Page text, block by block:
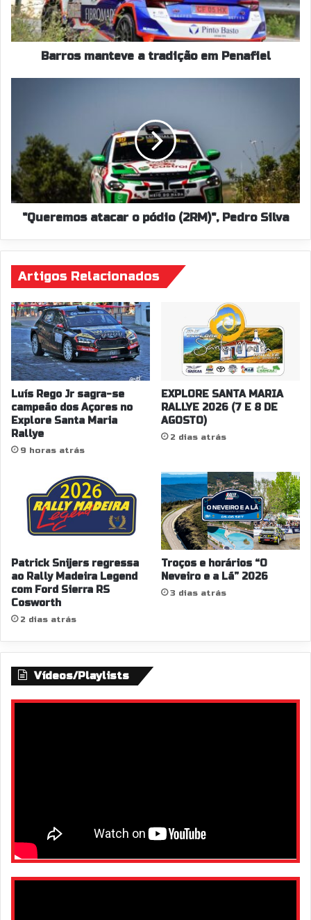
Barros manteve a tradição em Penafiel
(2RM)",
Pedro
Silva
"Queremos atacar o pódio (2RM)", Pedro Silva
Artigos Relacionados
Luís Rego Jr sagra-se
campeão dos Açores no
Explore Santa Maria
Rallye
9 horas atrás
EXPLORE SANTA MARIA
RALLYE 2026 (7 E 8 DE
AGOSTO)
2 dias atrás
Patrick Snijers regressa
ao Rally Madeira Legend
com Ford Sierra RS
Cosworth
2 dias atrás
Troços e horários “O
Neveiro e a Lã” 2026
3 dias atrás
Vídeos/Playlists